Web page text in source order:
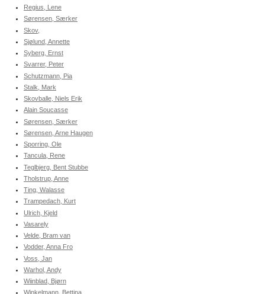
Regius, Lene
Sørensen, Særker
Skov,
Sjølund, Annette
Syberg, Ernst
Svarrer, Peter
Schutzmann, Pia
Stalk, Mark
Skovballe, Niels Erik
Alain Soucasse
Sørensen, Særker
Sørensen, Arne Haugen
Sporring, Ole
Tancula, Rene
Teglbjerg, Bent Stubbe
Tholstrup, Anne
Ting, Walasse
Trampedach, Kurt
Ulrich, Kjeld
Vasarely
Velde, Bram van
Vodder, Anna Fro
Voss, Jan
Warhol, Andy
Wiinblad, Bjørn
Winkelmann, Bettina